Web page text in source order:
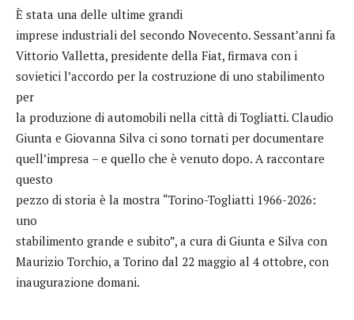
È stata una delle ultime grandi
imprese industriali del secondo Novecento. Sessant’anni fa
Vittorio Valletta, presidente della Fiat, firmava con i
sovietici l’accordo per la costruzione di uno stabilimento
per
la produzione di automobili nella città di Togliatti. Claudio
Giunta e Giovanna Silva ci sono tornati per documentare
quell’impresa – e quello che è venuto dopo. A raccontare
questo
pezzo di storia è la mostra “Torino-Togliatti 1966-2026:
uno
stabilimento grande e subito”, a cura di Giunta e Silva con
Maurizio Torchio, a Torino dal 22 maggio al 4 ottobre, con
inaugurazione domani.